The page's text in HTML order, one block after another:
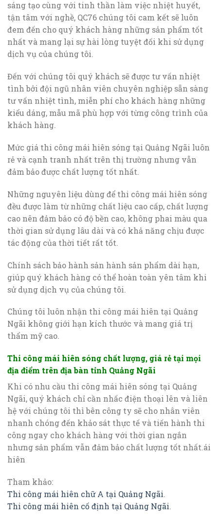
sáng tạo cùng với tinh thần làm việc nhiệt huyết,
tận tâm với nghề, QC76 chúng tôi cam kết sẽ luôn
đem đến cho quý khách hàng những sản phẩm tốt
nhất và mang lại sự hài lòng tuyệt đối khi sử dụng
dịch vụ của chúng tôi.
Đến với chúng tôi quý khách sẽ được tư vấn nhiệt
tình bởi đội ngũ nhân viên chuyên nghiệp sẵn sàng
tư vấn nhiệt tình, miễn phí cho khách hàng những
kiểu dáng, mẫu mã phù hợp với từng công trình của
khách hàng.
Mức giá thi công mái hiên sóng tại Quảng Ngãi luôn
rẻ và cạnh tranh nhất trên thị trường nhưng vẫn
đảm bảo được chất lượng tốt nhất.
Những nguyên liệu dùng để thi công mái hiên sóng
đều được làm từ những chất liệu cao cấp, chất lượng
cao nên đảm bảo có độ bền cao, không phai màu qua
thời gian sử dụng lâu dài và có khả năng chịu được
tác động của thời tiết rất tốt.
Chính sách bảo hành sản hành sản phẩm dài hạn,
giúp quý khách hàng có thể hoàn toàn yên tâm khi
sử dụng dịch vụ của chúng tôi.
Chúng tôi luôn nhận thi công mái hiên tại Quảng
Ngãi không giới hạn kích thước và mang giá trị
thẩm mỹ cao.
Thi công mái hiên sóng chất lượng, giá rẻ tại mọi
địa điểm trên địa bàn tỉnh Quảng Ngãi
Khi có nhu cầu thi công mái hiên sóng tại Quảng
Ngãi, quý khách chỉ cần nhấc điện thoại lên và liên
hệ với chúng tôi thì bên công ty sẽ cho nhân viên
nhanh chóng đến khảo sát thực tế và tiến hành thi
công ngay cho khách hàng với thời gian ngắn
nhưng sản phẩm vẫn đảm bảo chất lượng tốt nhất.ái
hiên
Tham khảo:
Thi công mái hiên chữ A tại Quảng Ngãi.
Thi công mái hiên cố định tại Quảng Ngãi.